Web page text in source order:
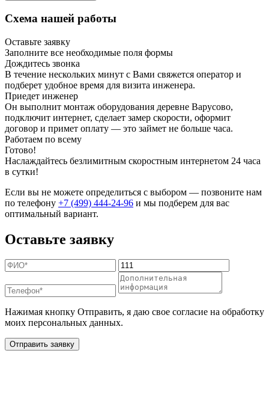
Схема нашей работы
Оставьте заявку
Заполните все необходимые поля формы
Дождитесь звонка
В течение нескольких минут с Вами свяжется оператор и
подберет удобное время для визита инженера.
Приедет инженер
Он выполнит монтаж оборудования деревне Варусово,
подключит интернет, сделает замер скорости, оформит
договор и примет оплату — это займет не больше часа.
Работаем по всему
Готово!
Наслаждайтесь безлимитным скоростным интернетом 24 часа
в сутки!
Если вы не можете определиться с выбором — позвоните нам
по телефону +7 (499) 444-24-96 и мы подберем для вас
оптимальный вариант.
Оставьте заявку
Нажимая кнопку Отправить, я даю свое согласие на обработку
моих персональных данных.
Отправить заявку